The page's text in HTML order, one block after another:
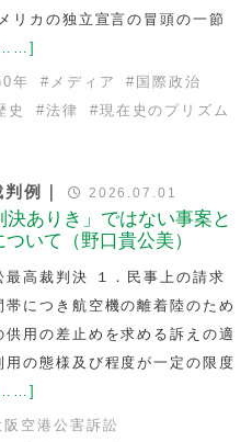
リカの独立宣言の冒頭の一節
年 # メディア # 国際政治
史 #法律 #現在史のプリズム
例｜ 2026.07.01
決ありき」ではない事案と
いて（野口貴公美）
最高裁判決 １．民事上の請求
帯につき航空機の離着陸のため
供用の差止めを求める訴えの適
用の態様及び程度が一定の限度
阪空港公害訴訟